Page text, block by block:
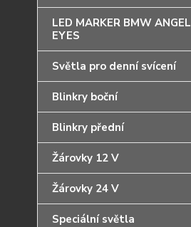
LED MARKER BMW ANGEL
EYES
Světla pro denní svícení
Blinkry boční
Blinkry přední
Žárovky 12 V
Žárovky 24 V
Speciální světla